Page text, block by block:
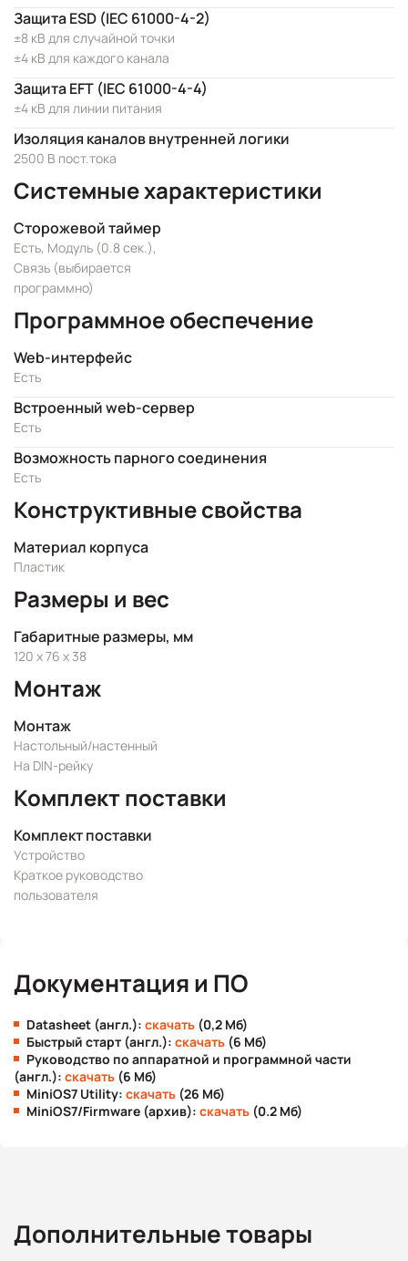
Защита ESD (IEC 61000-4-2)
±8 кВ для случайной точки
±4 кВ для каждого канала
Защита EFT (IEC 61000-4-4)
±4 кВ для линии питания
Изоляция каналов внутренней логики
2500 В пост.тока
Системные характеристики
Сторожевой таймер
Есть, Модуль (0.8 сек.),
Связь (выбирается
программно)
Программное обеспечение
Web-интерфейс
Есть
Встроенный web-сервер
Есть
Возможность парного соединения
Есть
Конструктивные свойства
Материал корпуса
Пластик
Размеры и вес
Габаритные размеры, мм
120 x 76 x 38
Монтаж
Монтаж
Настольный/настенный
На DIN-рейку
Комплект поставки
Комплект поставки
Устройство
Краткое руководство
пользователя
Документация и ПО
Datasheet (англ.): скачать (0,2 Мб)
Быстрый старт (англ.): скачать (6 Мб)
Руководство по аппаратной и программной части
(англ.): скачать (6 Мб)
MiniOS7 Utility: скачать (26 Мб)
MiniOS7/Firmware (архив): скачать (0.2 Мб)
Дополнительные товары